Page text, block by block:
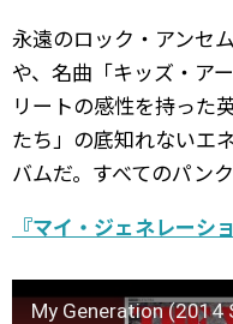
永遠のロック・アンセ
や、名曲「キッズ・ア
リートの感性を持った
たち」の底知れないエ
バムだ。すべてのパン
『マイ・ジェネレーシ
My Generation (2014